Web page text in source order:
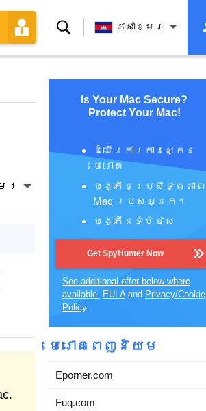
ស្វែងរក ភាសាខ្មែរ
ែរ
Is Your Mac Secure?
Protect Your Mac!
ដំណើរការការស្កេន
មេរោគ
បង្កើនប្រសិទ្ធភាព
Mac របស់អ្នក។
បង្កើនទំហំថាស
Get SpyHunter Now
See additional offer below where
available. EULAand Privacy/Cookie
Policy.
មេរោគពេញនិយម
Eporner.com
Fuq.com